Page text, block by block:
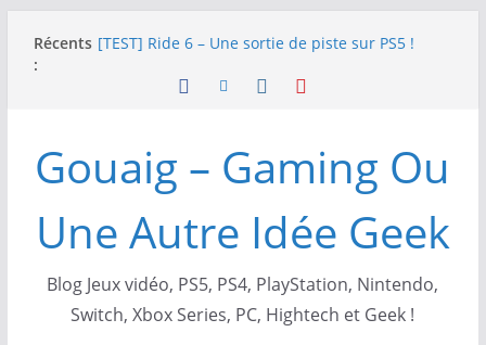
Récents
:
[TEST] Ride 6 – Une sortie de piste sur PS5 !
NEOGEO AES+ : La légende de l’arcade est de
SWITCH 2 : Nouveaux accessoires Turtle Beach X
Gouaig – Gaming Ou
Une Autre Idée Geek
Blog Jeux vidéo, PS5, PS4, PlayStation, Nintendo,
Switch, Xbox Series, PC, Hightech et Geek !